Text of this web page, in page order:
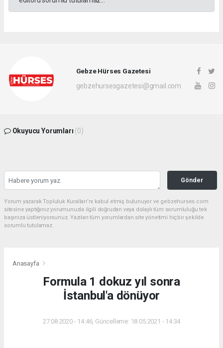
Gebze Hürses Gazetesi
gebzehursesgazetesi@gmail.com
Okuyucu Yorumları (0)
Gönder
Yorum yazarak Topluluk Kuralları’nı kabul etmiş bulunuyor ve gebzehurses.com
sitesine yaptığınız yorumunuzla ilgili doğrudan veya dolaylı tüm sorumluluğu tek
başınıza üstleniyorsunuz. Yazılan tüm yorumlardan site yönetimi hiçbir şekilde
sorumlu tutulamaz.
Anasayfa
Formula 1 dokuz yıl sonra
İstanbul'a dönüyor
27.08.2020 - 14:46, Güncelleme: 18.05.2021 - 14:34